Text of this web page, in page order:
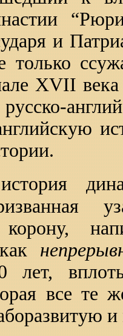
и
только
XVII
корону,
лет,
все те